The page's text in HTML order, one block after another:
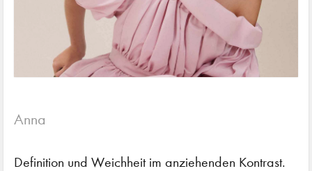
Anna
Definition und Weichheit im anziehenden Kontrast.